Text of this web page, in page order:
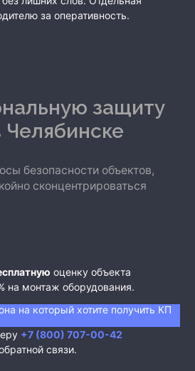
за оперативность.
защиту
Челябинске
безопасности объектов,
сконцентрироваться
оценку объекта
на монтаж оборудования.
на который хотите получить КП
+7 (800) 707-00-42
связи.